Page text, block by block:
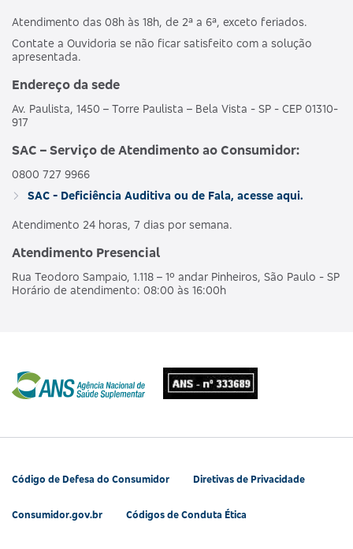
Atendimento das 08h às 18h, de 2ª a 6ª, exceto feriados.
Contate a Ouvidoria se não ficar satisfeito com a solução
apresentada.
Endereço da sede
Av. Paulista, 1450 – Torre Paulista – Bela Vista - SP - CEP 01310-
917
SAC – Serviço de Atendimento ao Consumidor:
0800 727 9966
SAC - Deficiência Auditiva ou de Fala, acesse aqui.
Atendimento 24 horas, 7 dias por semana.
Atendimento Presencial
Rua Teodoro Sampaio, 1.118 – 1º andar Pinheiros, São Paulo - SP
Horário de atendimento: 08:00 às 16:00h
Código de Defesa do Consumidor Diretivas de Privacidade
Consumidor.gov.br Códigos de Conduta Ética